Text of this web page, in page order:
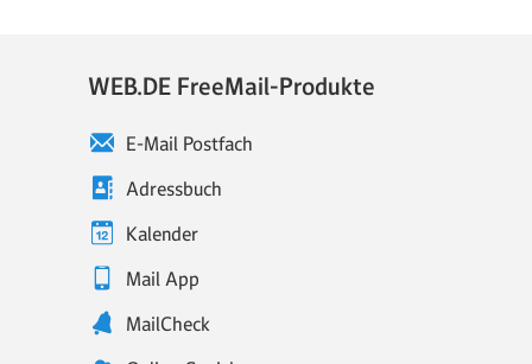
WEB.DE FreeMail-Produkte
E-Mail Postfach
Adressbuch
Kalender
Mail App
MailCheck